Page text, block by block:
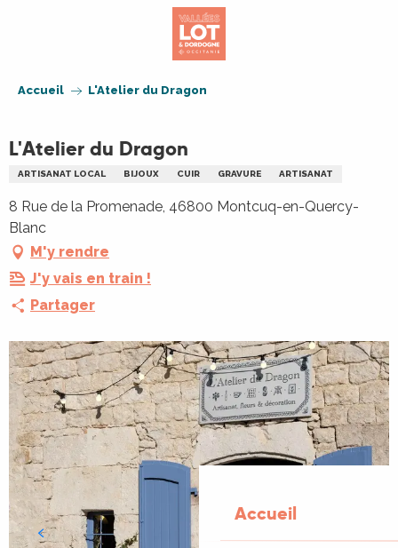
Accueil
Accueil L'Atelier du Dragon
L'Atelier du Dragon
ARTISANAT LOCAL BIJOUX CUIR GRAVURE ARTISANAT
8 Rue de la Promenade, 46800 Montcuq-en-Quercy-
Blanc
M'y rendre
J'y vais en train !
Partager